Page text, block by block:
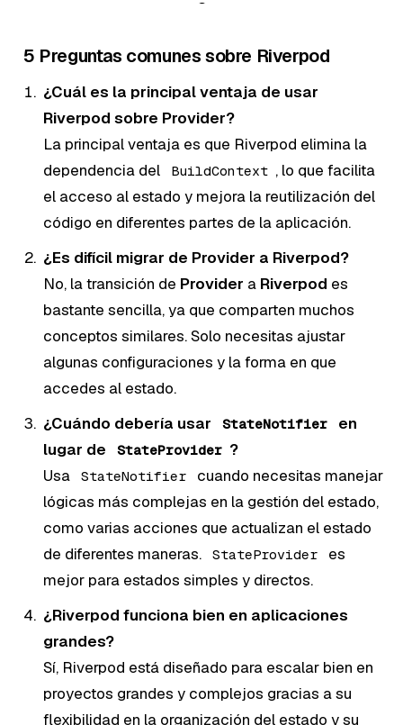
5 Preguntas comunes sobre Riverpod
¿Cuál es la principal ventaja de usar
Riverpod sobre Provider?
La principal ventaja es que Riverpod elimina la
dependencia del
BuildContext , lo que facilita
el acceso al estado y mejora la reutilización del
código en diferentes partes de la aplicación.
¿Es difícil migrar de Provider a Riverpod?
No, la transición de Provider a Riverpod es
bastante sencilla, ya que comparten muchos
conceptos similares. Solo necesitas ajustar
algunas configuraciones y la forma en que
accedes al estado.
¿Cuándo debería usar
StateNotifier
en
lugar de
StateProvider ?
Usa
StateNotifier
cuando necesitas manejar
lógicas más complejas en la gestión del estado,
como varias acciones que actualizan el estado
de diferentes maneras.
StateProvider
es
mejor para estados simples y directos.
¿Riverpod funciona bien en aplicaciones
grandes?
Sí, Riverpod está diseñado para escalar bien en
proyectos grandes y complejos gracias a su
flexibilidad en la organización del estado y su